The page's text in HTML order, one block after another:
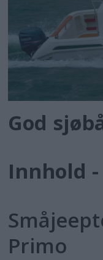
God
Innhold
Primo